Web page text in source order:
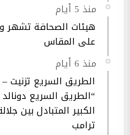
منذ 5 أيام
هيئات الصحافة تشهر
على المقاس
منذ 6 أيام
الطريق السريع تزنيت
“الطريق السريع
الكبير المتبادل بين
ترامب